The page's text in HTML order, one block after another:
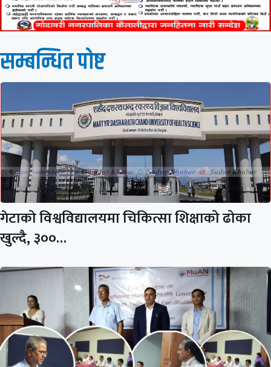
सम्बन्धित पाेष्ट
गेटाको विश्वविद्यालयमा चिकित्सा शिक्षाको ढोका
खुल्दै, ३००…